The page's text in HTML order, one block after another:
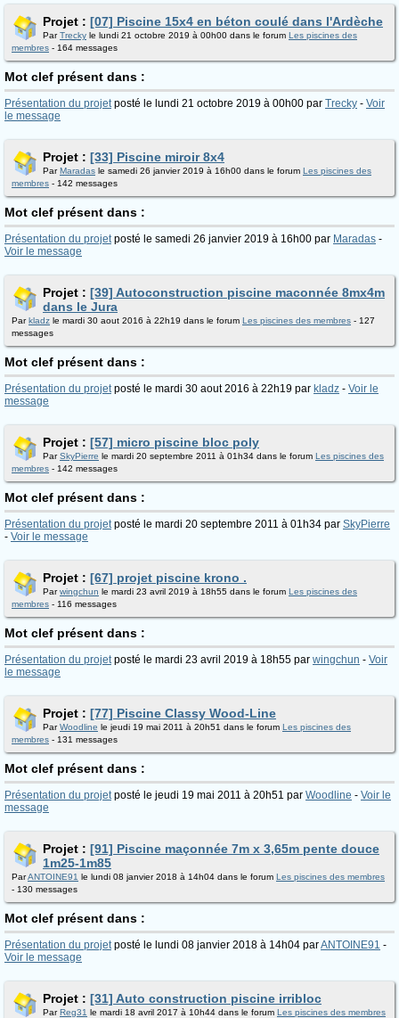
Projet : [07] Piscine 15x4 en béton coulé dans l'Ardèche
ParTrecky le lundi 21 octobre 2019 à 00h00 dans le forum Les piscines des
membres - 164 messages
Mot clef présent dans :
Présentation du projetposté le lundi 21 octobre 2019 à 00h00 par Trecky - Voir
le message
Projet : [33] Piscine miroir 8x4
ParMaradas le samedi 26 janvier 2019 à 16h00 dans le forum Les piscines des
membres - 142 messages
Mot clef présent dans :
Présentation du projetposté le samedi 26 janvier 2019 à 16h00 par Maradas -
Voir le message
Projet : [39] Autoconstruction piscine maconnée 8mx4m
dans le Jura
Parkladz le mardi 30 aout 2016 à 22h19 dans le forum Les piscines des membres - 127
messages
Mot clef présent dans :
Présentation du projetposté le mardi 30 aout 2016 à 22h19 par kladz - Voir le
message
Projet : [57] micro piscine bloc poly
ParSkyPierre le mardi 20 septembre 2011 à 01h34 dans le forum Les piscines des
membres - 142 messages
Mot clef présent dans :
Présentation du projetposté le mardi 20 septembre 2011 à 01h34 par SkyPierre
- Voir le message
Projet : [67] projet piscine krono .
Parwingchun le mardi 23 avril 2019 à 18h55 dans le forum Les piscines des
membres - 116 messages
Mot clef présent dans :
Présentation du projetposté le mardi 23 avril 2019 à 18h55 par wingchun - Voir
le message
Projet : [77] Piscine Classy Wood-Line
ParWoodline le jeudi 19 mai 2011 à 20h51 dans le forum Les piscines des
membres - 131 messages
Mot clef présent dans :
Présentation du projetposté le jeudi 19 mai 2011 à 20h51 par Woodline - Voir le
message
Projet : [91] Piscine maçonnée 7m x 3,65m pente douce
1m25-1m85
ParANTOINE91 le lundi 08 janvier 2018 à 14h04 dans le forum Les piscines des membres
- 130 messages
Mot clef présent dans :
Présentation du projetposté le lundi 08 janvier 2018 à 14h04 parANTOINE91 -
Voir le message
Projet : [31] Auto construction piscine irribloc
ParReg31 le mardi 18 avril 2017 à 10h44 dans le forum Les piscines des membres